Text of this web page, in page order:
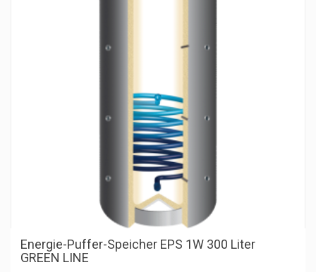
Energie-Puffer-Speicher EPS 1W 300 Liter
GREEN LINE